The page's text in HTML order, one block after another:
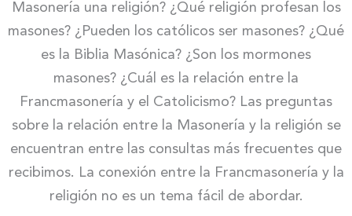
Masonería una religión? ¿Qué religión profesan los
masones? ¿Pueden los católicos ser masones? ¿Qué
es la Biblia Masónica? ¿Son los mormones
masones? ¿Cuál es la relación entre la
Francmasonería y el Catolicismo? Las preguntas
sobre la relación entre la Masonería y la religión se
encuentran entre las consultas más frecuentes que
recibimos. La conexión entre la Francmasonería y la
religión no es un tema fácil de abordar.